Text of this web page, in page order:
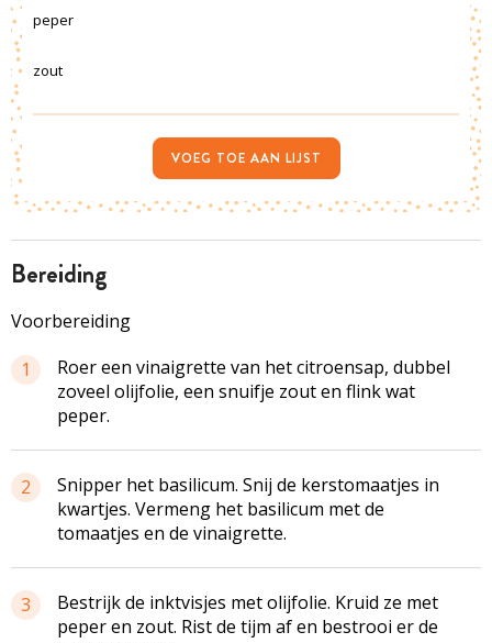
bereiding
Voorbereiding
1
Roer een vinaigrette van het citroensap, dubbel
zoveel olijfolie, een snuifje zout en flink wat
peper.
2
Snipper het basilicum. Snij de kerstomaatjes in
kwartjes. Vermeng het basilicum met de
tomaatjes en de vinaigrette.
3
Bestrijk de inktvisjes met olijfolie. Kruid ze met
peper en zout. Rist de tijm af en bestrooi er de
peper
zout
VOEG TOE AAN LIJST